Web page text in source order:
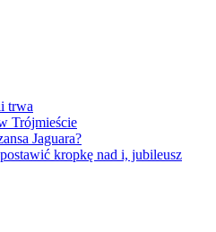
trwa
Trójmieście
Jaguara?
kropkę nad i, jubileusz